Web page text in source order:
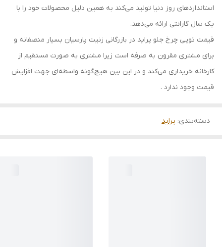
استانداردهای روز دنیا تولید می‌کند به همین دلیل محصولات خود را با
یک سال گارانتی ارائه می‌دهد.
قیمت توپی چرخ جلو پراید در بازرگانی زنیت پارسیان بسیار منصفانه و
برای مشتری مقرون به صرفه است زیرا مشتری به صورت مستقیم از
کارخانه خریداری می‌کند و در این بین هیچ‌گونه واسطه‌ای جهت افزایش
قیمت وجود ندارد .
دسته‌بندی: پراید